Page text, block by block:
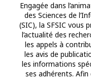
Engagée dans
des Sciences de
(SIC), la SFSIC vous
l’actualité des
les appels à
les avis de
les informations
ses adhérents.